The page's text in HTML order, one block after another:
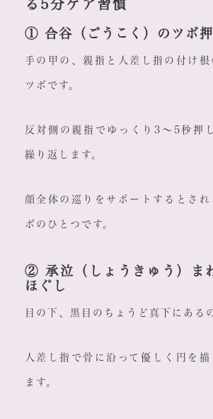
る5分ケア習慣
① 合谷（ごうこく）のツボ押
手の甲の、親指と人差し指の付け根
ツボです。
反対側の親指でゆっくり3〜5秒押
繰り返します。
顔全体の巡りをサポートするとされ
ボのひとつです。
② 承泣（しょうきゅう）ま
ほぐし
目の下、黒目のちょうど真下にある
人差し指で骨に沿って優しく円を描
ます。